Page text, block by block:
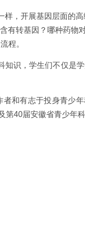
，开展基因层面的
含有转基因？哪种药
程。
识，学生们不仅是
和有志于投身青少
40届安徽省青少年